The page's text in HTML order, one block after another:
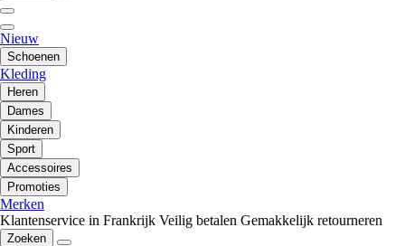
Nieuw
Schoenen
Kleding
Heren
Dames
Kinderen
Sport
Accessoires
Promoties
Merken
Klantenservice in Frankrijk Veilig betalen Gemakkelijk retourneren
Zoeken